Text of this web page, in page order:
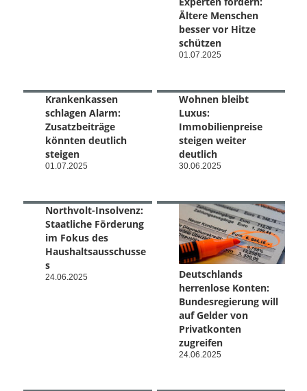
Ältere Menschen
besser vor Hitze
schützen
01.07.2025
Krankenkassen
schlagen Alarm:
Zusatzbeiträge
könnten deutlich
steigen
01.07.2025
Wohnen bleibt
Luxus:
Immobilienpreise
steigen weiter
deutlich
30.06.2025
Northvolt-Insolvenz:
Staatliche Förderung
im Fokus des
Haushaltsausschusse
s
24.06.2025
Deutschlands
herrenlose Konten:
Bundesregierung will
auf Gelder von
Privatkonten
zugreifen
24.06.2025